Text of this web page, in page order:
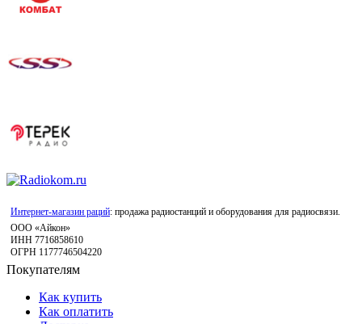
Интернет-магазин раций: продажа радиостанций и оборудования для радиосвязи.
ООО «Айкон»
ИНН 7716858610
ОГРН 1177746504220
Покупателям
Как купить
Как оплатить